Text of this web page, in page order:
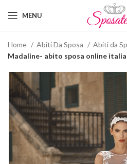
MENU
Home Abiti Da Sposa
Abiti da
Madaline- abito sposa online